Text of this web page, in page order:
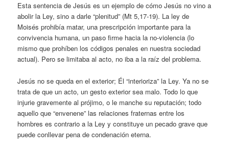
Esta sentencia de Jesús es un ejemplo de cómo Jesús no vino a
abolir la Ley, sino a darle “plenitud” (Mt 5,17-19). La ley de
Moisés prohibía matar, una prescripción importante para la
convivencia humana, un paso firme hacia la no-violencia (lo
mismo que prohíben los códigos penales en nuestra sociedad
actual). Pero se limitaba al acto, no iba a la raíz del problema.
Jesús no se queda en el exterior; Él “interioriza” la Ley. Ya no se
trata de que un acto, un gesto exterior sea malo. Todo lo que
injurie gravemente al prójimo, o le manche su reputación; todo
aquello que “envenene” las relaciones fraternas entre los
hombres es contrario a la Ley y constituye un pecado grave que
puede conllevar pena de condenación eterna.